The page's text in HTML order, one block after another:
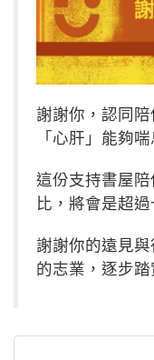
謝謝你，認同
「心肝」能夠
這份支持書屋
比，將會是超
謝謝你的遠見
的志業，逐步踏